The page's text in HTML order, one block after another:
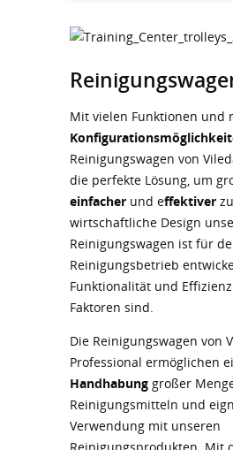
Mit vielen Funktionen und
Reinigungswagen von
die perfekte Lösung, um
einfacher und effektiver
wirtschaftliche Design
Reinigungswagen ist für
Reinigungsbetrieb
Funktionalität und
Faktoren sind.
Die Reinigungswagen von
Professional ermöglichen
Handhabung großer
Reinigungsmitteln und
Verwendung mit unseren